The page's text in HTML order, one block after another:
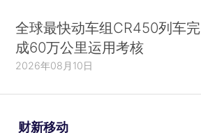
全球最快动车组CR450列车完
成60万公里运用考核
2026年08月10日
财新移动